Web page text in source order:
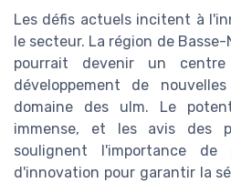
Les défis actuels incitent à
le secteur. La région de
pourrait devenir un
développement de
domaine des ulm. Le
immense, et les avis des
soulignent l'importance de
d'innovation pour garantir la